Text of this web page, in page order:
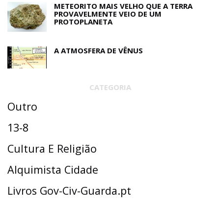
METEORITO MAIS VELHO QUE A TERRA
PROVAVELMENTE VEIO DE UM
PROTOPLANETA
A ATMOSFERA DE VÊNUS
CATEGORIA
Outro
13-8
Cultura E Religião
Alquimista Cidade
Livros Gov-Civ-Guarda.pt